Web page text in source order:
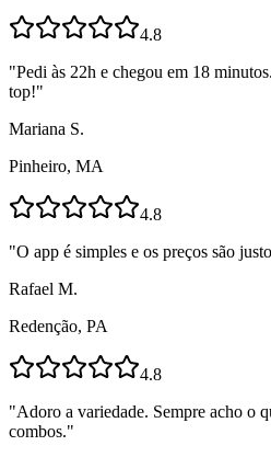
4.8
"Pedi às 22h e chegou em 18
top!"
Mariana S.
Pinheiro, MA
4.8
"O app é simples e os preços são
Rafael M.
Redenção, PA
4.8
"Adoro a variedade. Sempre acho o
combos."